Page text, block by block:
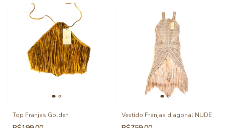
Top Franjas Golden Vestido Franjas diagonal NUDE